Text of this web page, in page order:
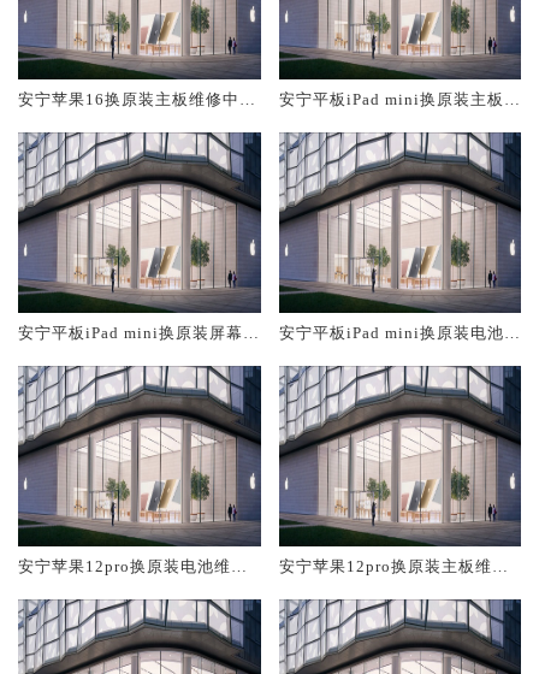
安宁苹果16换原装主板维修中心
安宁平板iPad mini换原装主板维
安宁平板iPad mini换原装屏幕服
安宁平板iPad mini换原装电池维
安宁苹果12pro换原装电池维修
安宁苹果12pro换原装主板维修